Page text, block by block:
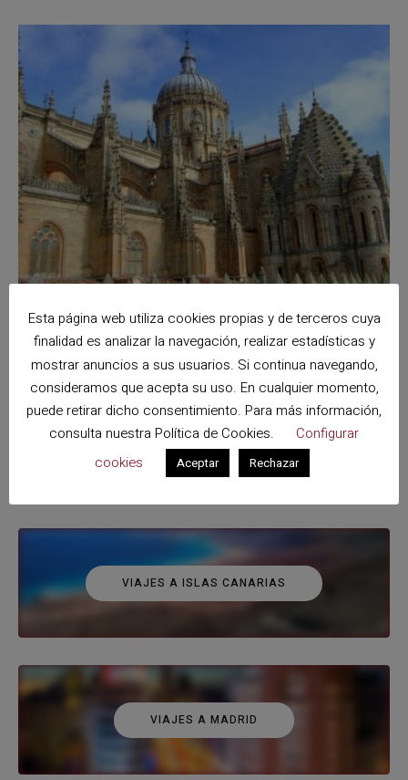
Mejores destinos España
VIAJES A ESPAÑA
VIAJES A ISLAS CANARIAS
VIAJES A MADRID
Esta página web utiliza cookies propias y de terceros cuya
finalidad es analizar la navegación, realizar estadísticas y
mostrar anuncios a sus usuarios. Si continua navegando,
consideramos que acepta su uso. En cualquier momento,
puede retirar dicho consentimiento. Para más información,
consulta nuestra Política de Cookies.
Configurar
cookies
Aceptar Rechazar